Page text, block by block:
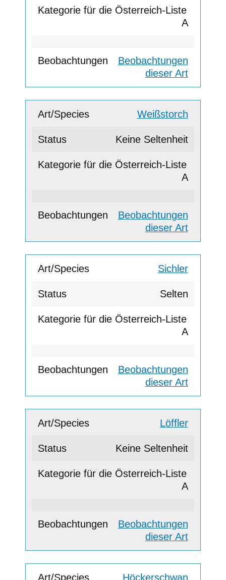
A
Beobachtungen
dieser Art
Weißstorch
Keine Seltenheit
A
Beobachtungen
dieser Art
Sichler
Selten
A
Beobachtungen
dieser Art
Löffler
Keine Seltenheit
A
Beobachtungen
dieser Art
Höckerschwan